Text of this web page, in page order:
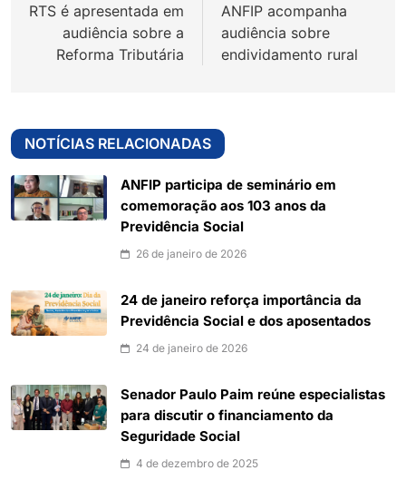
Post
RTS é apresentada em
audiência sobre a
Reforma Tributária
ANFIP acompanha
audiência sobre
endividamento rural
NOTÍCIAS RELACIONADAS
ANFIP participa de seminário em
comemoração aos 103 anos da
Previdência Social
26 de janeiro de 2026
24 de janeiro reforça importância da
Previdência Social e dos aposentados
24 de janeiro de 2026
Senador Paulo Paim reúne especialistas
para discutir o financiamento da
Seguridade Social
4 de dezembro de 2025